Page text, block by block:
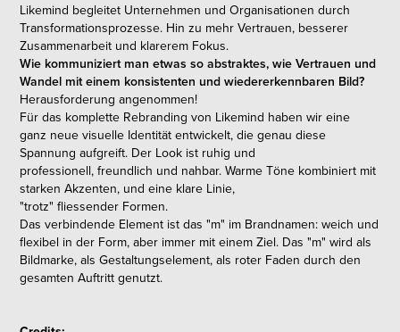
Likemind begleitet Unternehmen und Organisationen durch
Transformationsprozesse. Hin zu mehr Vertrauen, besserer
Zusammenarbeit und klarerem Fokus.
Wie kommuniziert man etwas so abstraktes, wie Vertrauen und
Wandel mit einem konsistenten und wiedererkennbaren Bild?
Herausforderung angenommen!
Für das komplette Rebranding von Likemind haben wir eine
ganz neue visuelle Identität entwickelt, die genau diese
Spannung aufgreift. Der Look ist ruhig und
professionell, freundlich und nahbar. Warme Töne kombiniert mit
starken Akzenten, und eine klare Linie,
"trotz" fliessender Formen.
Das verbindende Element ist das "m" im Brandnamen: weich und
flexibel in der Form, aber immer mit einem Ziel. Das "m" wird als
Bildmarke, als Gestaltungselement, als roter Faden durch den
gesamten Auftritt genutzt.